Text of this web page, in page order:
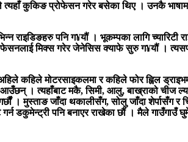
कुकिङ प्रोफेसन गरेर बसेका थिए । उनकै
राइडिङहरु पनि ग¥यौं । भूकम्पका लागि च्यारिटी
मिक्स गरेर जेनेसिस क्याफे सुरु ग¥यौं ।
कहिले मोटरसाइकलमा र कहिले फोर ह्विल
आउँछन् । त्यहाँबाट मकै, सिमी, आलु, बाख्राको चीज
। मुस्ताङ जाँदा थकालीसँग, सोलु जाँदा शेर्पासँग र
डकुमेन्ट्री पनि बनाएर राखेका छौं । मैले गाउँगाउँ